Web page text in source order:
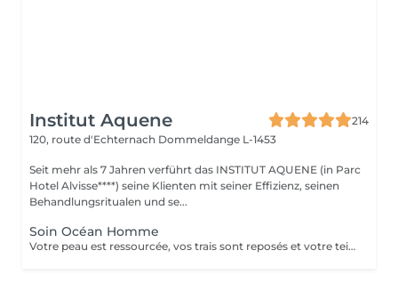
Institut Aquene
214
120, route d'Echternach Dommeldange L-1453
Seit mehr als 7 Jahren verführt das INSTITUT AQUENE (in Parc
Hotel Alvisse****) seine Klienten mit seiner Effizienz, seinen
Behandlungsritualen und se...
Soin Océan Homme
Votre peau est ressourcée, vos trais sont reposés et votre teint plus lumineux. Véritable recharge d'énergie, les extraits d'algue bleue sont libérés au cur des cellules pour une action anti-âge et antifatigue.